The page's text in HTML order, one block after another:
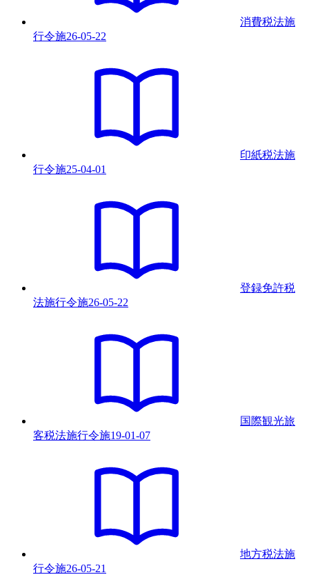
消費税法施
行令施26-05-22
印紙税法施
行令施25-04-01
登録免許税
法施行令施26-05-22
国際観光旅
客税法施行令施19-01-07
地方税法施
行令施26-05-21